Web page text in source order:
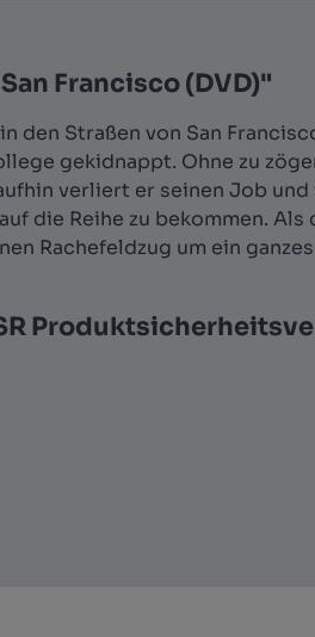
Francisco (DVD)"
Straßen von San
gekidnappt. Ohne zu
verliert er seinen Job
die Reihe zu bekommen. Als
Rachefeldzug um ein